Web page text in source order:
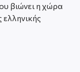
βιώνει η χώρα
ελληνικής